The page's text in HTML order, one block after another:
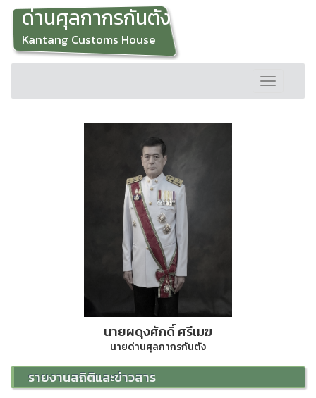
ด่านศุลกากรกันตัง
Kantang Customs House
Toggle
navigation
นายผดุงศักดิ์ ศรีเมฆ
นายด่านศุลกากรกันตัง
รายงานสถิติและข่าวสาร